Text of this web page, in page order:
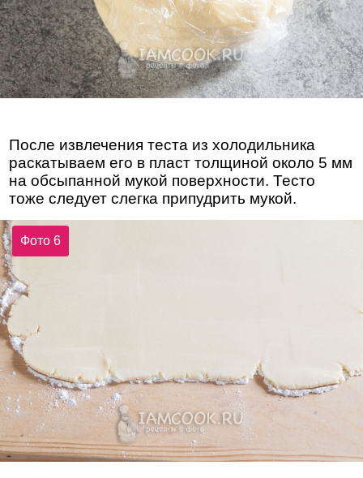
После извлечения теста из холодильника
раскатываем его в пласт толщиной около 5 мм
на обсыпанной мукой поверхности. Тесто
тоже следует слегка припудрить мукой.
Фото 6